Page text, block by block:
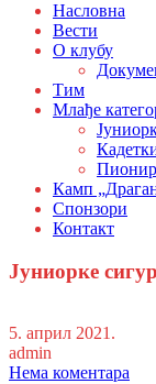
Насловна
Вести
О клубу
Тим
Млађе
Камп
Спонзори
Контакт
Јуниорке
5. април 2021.
admin
Нема коментара